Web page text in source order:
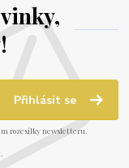
Přihlásit se
rozesílky newsletteru.